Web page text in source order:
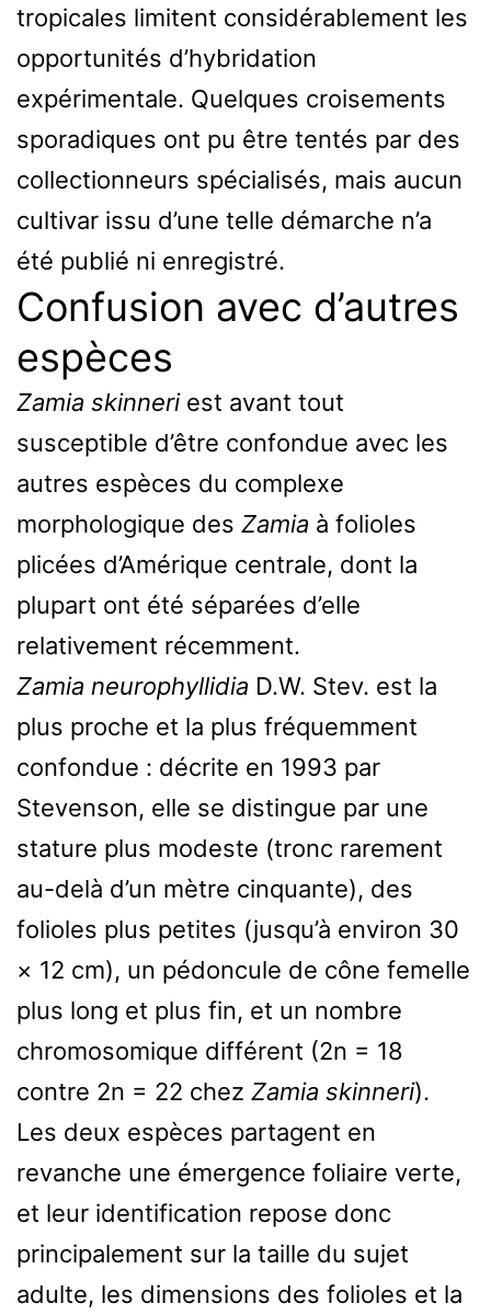
tropicales limitent considérablement les
opportunités d’hybridation
expérimentale. Quelques croisements
sporadiques ont pu être tentés par des
collectionneurs spécialisés, mais aucun
cultivar issu d’une telle démarche n’a
été publié ni enregistré.
Confusion avec d’autres
espèces
Zamia skinneriest avant tout
susceptible d’être confondue avec les
autres espèces du complexe
morphologique des Zamia à folioles
plicées d’Amérique centrale, dont la
plupart ont été séparées d’elle
relativement récemment.
Zamia neurophyllidia D.W. Stev. est la
plus proche et la plus fréquemment
confondue : décrite en 1993 par
Stevenson, elle se distingue par une
stature plus modeste (tronc rarement
au-delà d’un mètre cinquante), des
folioles plus petites (jusqu’à environ 30
× 12 cm), un pédoncule de cône femelle
plus long et plus fin, et un nombre
chromosomique différent (2n = 18
contre 2n = 22 chez Zamia skinneri).
Les deux espèces partagent en
revanche une émergence foliaire verte,
et leur identification repose donc
principalement sur la taille du sujet
adulte, les dimensions des folioles et la